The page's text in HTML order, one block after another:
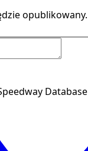
opublikowany.
Database